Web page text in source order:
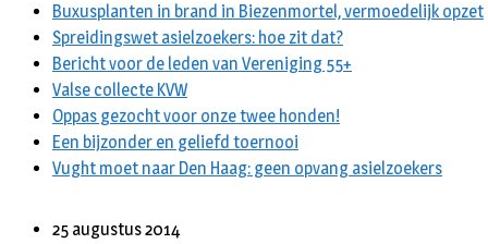
Buxusplanten in brand in Biezenmortel, vermoedelijk opzet
Spreidingswet asielzoekers: hoe zit dat?
Bericht voor de leden van Vereniging 55+
Valse collecte KVW
Oppas gezocht voor onze twee honden!
Een bijzonder en geliefd toernooi
Vught moet naar Den Haag: geen opvang asielzoekers
25 augustus 2014